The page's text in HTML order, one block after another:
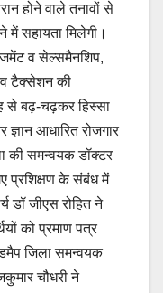
होने वाले तनावों से
में सहायता मिलेगी।
व सेल्समैनशिप,
टैक्सेशन की
से बढ़-चढ़कर हिस्सा
आधारित रोजगार
की समन्वयक डॉक्टर
गए प्रशिक्षण के संबंध में
डॉ जीएस रोहित ने
को प्रमाण पत्र
जिला समन्वयक
चौधरी ने